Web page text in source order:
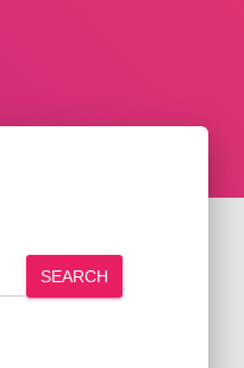
SEARCH